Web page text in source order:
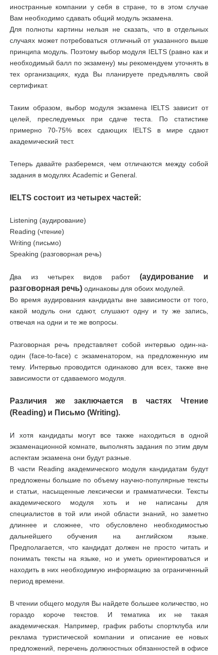
иностранные компании у себя в стране, то в этом случае
Вам необходимо сдавать общий модуль экзамена.
Для полноты картины нельзя не сказать, что в отдельных
случаях может потребоваться отличный от указанного выше
принципа модуль. Поэтому выбор модуля IELTS (равно как и
необходимый балл по экзамену) мы рекомендуем уточнять в
тех организациях, куда Вы планируете предъявлять свой
сертификат.
Таким образом, выбор модуля экзамена IELTS зависит от
целей, преследуемых при сдаче теста. По статистике
примерно 70-75% всех сдающих IELTS в мире сдают
академический тест.
Теперь давайте разберемся, чем отличаются между собой
задания в модулях Academic и General.
IELTS состоит из четырех частей:
Listening (аудирование)
Reading (чтение)
Writing (письмо)
Speaking (разговорная речь)
Два из четырех видов работ(аудирование и
разговорная речь) одинаковы для обоих модулей.
Во время аудирования кандидаты вне зависимости от того,
какой модуль они сдают, слушают одну и ту же запись,
отвечая на одни и те же вопросы.
Разговорная речь представляет собой интервью один-на-
один (face-to-face) с экзаменатором, на предложенную им
тему. Интервью проводится одинаково для всех, также вне
зависимости от сдаваемого модуля.
Различия же заключается в частях Чтение
(Reading) и Письмо (Writing).
И хотя кандидаты могут все также находиться в одной
экзаменационной комнате, выполнять задания по этим двум
аспектам экзамена они будут разные.
В части Reading академического модуля кандидатам будут
предложены большие по объему научно-популярные тексты
и статьи, насыщенные лексически и грамматически. Тексты
академического модуля хоть и не написаны для
специалистов в той или иной области знаний, но заметно
длиннее и сложнее, что обусловлено необходимостью
дальнейшего обучения на английском языке.
Предполагается, что кандидат должен не просто читать и
понимать тексты на языке, но и уметь ориентироваться и
находить в них необходимую информацию за ограниченный
период времени.
В чтении общего модуля Вы найдете большее количество, но
гораздо короче текстов. И тематика их не такая
академическая. Например, график работы спортклуба или
реклама туристической компании и описание ее новых
предложений, перечень должностных обязанностей в офисе